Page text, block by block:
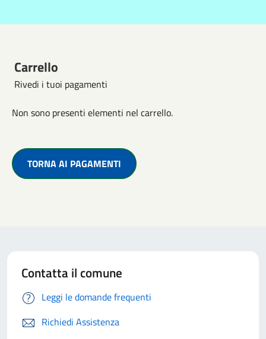
Carrello
Rivedi i tuoi pagamenti
Non sono presenti elementi nel carrello.
TORNA AI PAGAMENTI
Contatta il comune
Leggi le domande frequenti
Richiedi Assistenza